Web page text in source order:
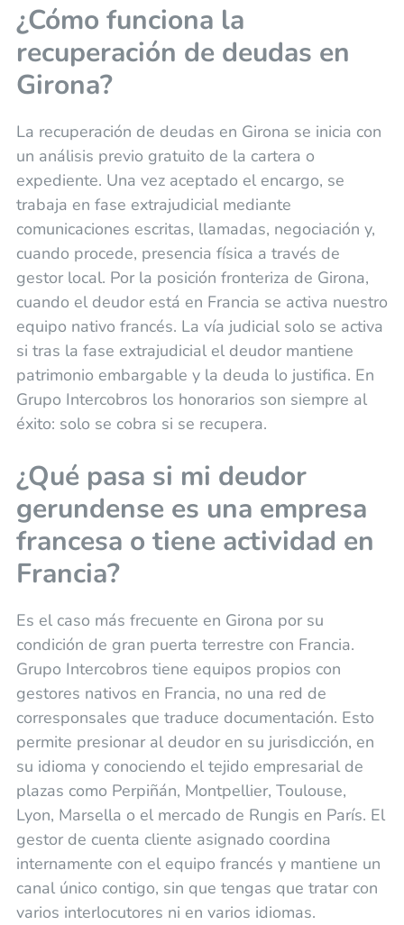
¿Cómo funciona la
recuperación de deudas en
Girona?
La recuperación de deudas en Girona se inicia con
un análisis previo gratuito de la cartera o
expediente. Una vez aceptado el encargo, se
trabaja en fase extrajudicial mediante
comunicaciones escritas, llamadas, negociación y,
cuando procede, presencia física a través de
gestor local. Por la posición fronteriza de Girona,
cuando el deudor está en Francia se activa nuestro
equipo nativo francés. La vía judicial solo se activa
si tras la fase extrajudicial el deudor mantiene
patrimonio embargable y la deuda lo justifica. En
Grupo Intercobros los honorarios son siempre al
éxito: solo se cobra si se recupera.
¿Qué pasa si mi deudor
gerundense es una empresa
francesa o tiene actividad en
Francia?
Es el caso más frecuente en Girona por su
condición de gran puerta terrestre con Francia.
Grupo Intercobros tiene equipos propios con
gestores nativos en Francia, no una red de
corresponsales que traduce documentación. Esto
permite presionar al deudor en su jurisdicción, en
su idioma y conociendo el tejido empresarial de
plazas como Perpiñán, Montpellier, Toulouse,
Lyon, Marsella o el mercado de Rungis en París. El
gestor de cuenta cliente asignado coordina
internamente con el equipo francés y mantiene un
canal único contigo, sin que tengas que tratar con
varios interlocutores ni en varios idiomas.